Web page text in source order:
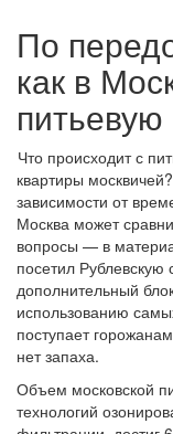
По
как в
питьевую
Что происходит с
квартиры
зависимости от
Москва может
вопросы — в
посетил Рублевскую
дополнительный
использованию
поступает
нет запаха.
Объем московской
технологий